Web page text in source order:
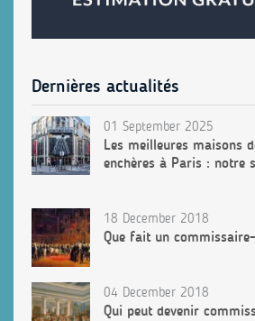
Dernières actualités
01 September 2025
Les meilleures maisons
enchères à Paris : notre
18 December 2018
Que fait un
04 December 2018
Qui peut devenir